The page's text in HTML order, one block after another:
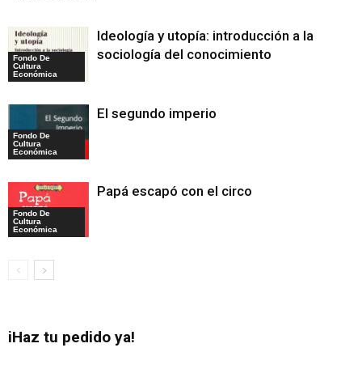
Fondo De
Cultura
Económica
Ideología y utopía: introducción a la
sociología del conocimiento
Fondo De
Cultura
Económica
El segundo imperio
Fondo De
Cultura
Económica
Papá escapó con el circo
iHaz tu pedido ya!